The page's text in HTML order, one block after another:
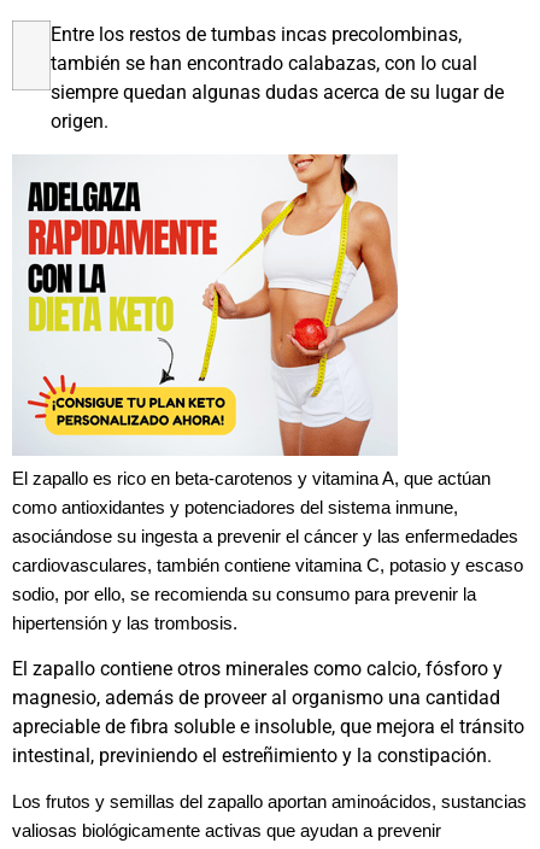
Entre los restos de tumbas incas precolombinas,
también se han encontrado calabazas, con lo cual
siempre quedan algunas dudas acerca de su lugar de
origen.
El zapallo es rico en beta-carotenos y vitamina A, que actúan
como antioxidantes y potenciadores del sistema inmune,
asociándose su ingesta a prevenir el cáncer y las enfermedades
cardiovasculares, también contiene vitamina C, potasio y escaso
sodio, por ello, se recomienda su consumo para prevenir la
hipertensión y las trombosis.
El zapallo contiene otros minerales como calcio, fósforo y
magnesio, además de proveer al organismo una cantidad
apreciable de fibra soluble e insoluble, que mejora el tránsito
intestinal, previniendo el estreñimiento y la constipación.
Los frutos y semillas del zapallo aportan aminoácidos, sustancias
valiosas biológicamente activas que ayudan a prevenir